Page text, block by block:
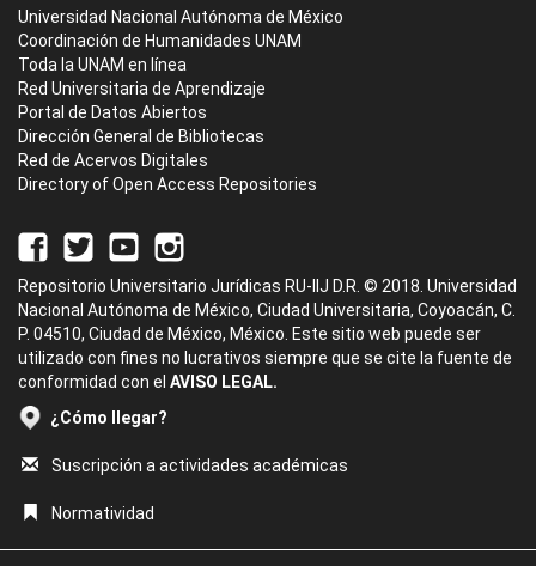
Universidad Nacional Autónoma de México
Coordinación de Humanidades UNAM
Toda la UNAM en línea
Red Universitaria de Aprendizaje
Portal de Datos Abiertos
Dirección General de Bibliotecas
Red de Acervos Digitales
Directory of Open Access Repositories
Repositorio Universitario Jurídicas RU-IIJ D.R. © 2018. Universidad
Nacional Autónoma de México, Ciudad Universitaria, Coyoacán, C.
P. 04510, Ciudad de México, México. Este sitio web puede ser
utilizado con fines no lucrativos siempre que se cite la fuente de
conformidad con el AVISO LEGAL.
¿Cómo llegar?
Suscripción a actividades académicas
Normatividad